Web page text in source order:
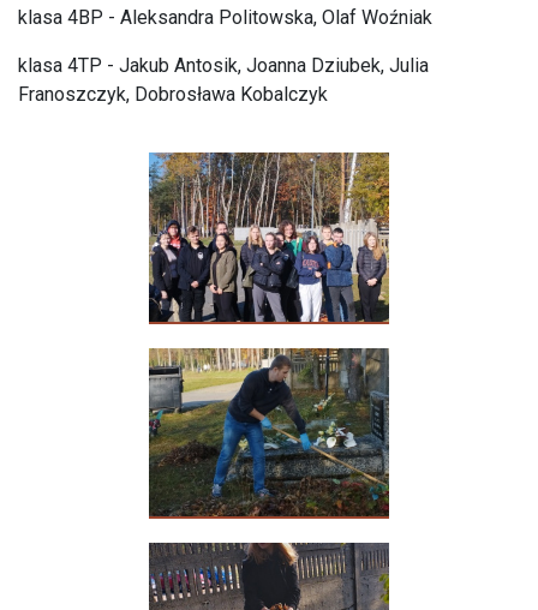
klasa 4BP - Aleksandra Politowska, Olaf Woźniak
klasa 4TP - Jakub Antosik, Joanna Dziubek, Julia
Franoszczyk, Dobrosława Kobalczyk